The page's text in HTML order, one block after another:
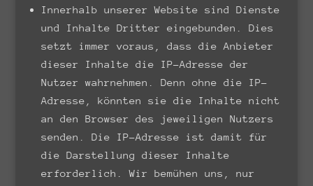
Innerhalb unserer Website sind Dienste
und Inhalte Dritter eingebunden. Dies
setzt immer voraus, dass die Anbieter
dieser Inhalte die IP-Adresse der
Nutzer wahrnehmen. Denn ohne die IP-
Adresse, könnten sie die Inhalte nicht
an den Browser des jeweiligen Nutzers
senden. Die IP-Adresse ist damit für
die Darstellung dieser Inhalte
erforderlich. Wir bemühen uns, nur